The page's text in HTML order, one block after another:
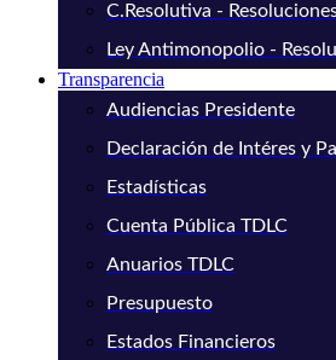
C.Resolutiva -
Ley Antimonopolio -
Transparencia
Audiencias Presidente
Declaración de Intéres y
Estadísticas
Cuenta Pública TDLC
Anuarios TDLC
Presupuesto
Estados Financieros